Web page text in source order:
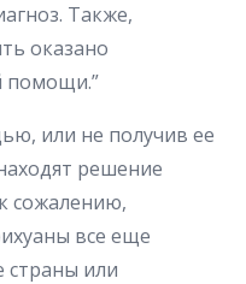
Также,
оказано
помощи.”
или не получив ее
решение
сожалению,
все еще
страны или